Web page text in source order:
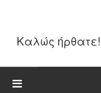
Καλώς